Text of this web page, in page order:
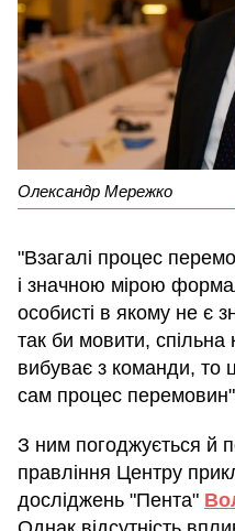
Олександр Мережко
"Взагалі процес
і значною мірою
особисті в якому не є
так би мовити,
вибуває з команди, то
сам процес
З ним погоджується й
правління Центру
досліджень "Пента"